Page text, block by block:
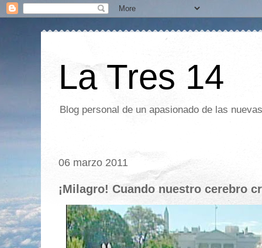
La Tres 14
Blog personal de un apasionado de las
06 marzo 2011
¡Milagro! Cuando nuestro cerebro